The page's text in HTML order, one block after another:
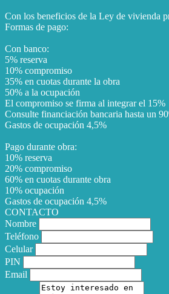
Con los beneficios de la Ley de vivienda
Formas de pago:
Con banco:
5% reserva
10% compromiso
35% en cuotas durante la obra
50% a la ocupación
El compromiso se firma al integrar el 15%
Consulte financiación bancaria hasta un
Gastos de ocupación 4,5%
Pago durante obra:
10% reserva
20% compromiso
60% en cuotas durante obra
10% ocupación
Gastos de ocupación 4,5%
CONTACTO
Nombre
Teléfono
Celular
PIN
Email